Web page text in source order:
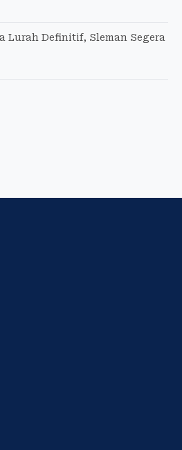
Lurah Definitif, Sleman Segera